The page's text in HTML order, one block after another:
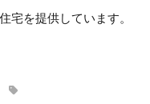
宅を提供しています。